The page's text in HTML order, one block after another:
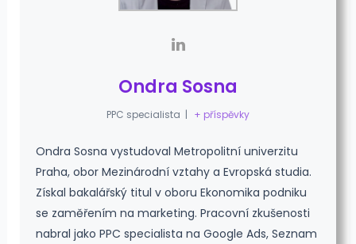
Ondra Sosna
PPC specialista | + příspěvky
Ondra Sosna vystudoval Metropolitní univerzitu
Praha, obor Mezinárodní vztahy a Evropská studia.
Získal bakalářský titul v oboru Ekonomika podniku
se zaměřením na marketing. Pracovní zkušenosti
nabral jako PPC specialista na Google Ads, Seznam